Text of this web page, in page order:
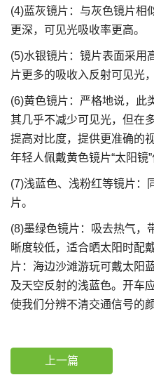
(4)蓝灰镜片：与灰色镜片相
更深，可见光吸收率更高。
(5)水银镜片：镜片表面采用
片更多的吸收入反射可见光
(6)黄色镜片：严格地说，此
其几乎不减少可见光，但在
提高对比度，提供更准确的
年轻人佩戴黄色镜片“太阳镜”
(7)浅蓝色、浅粉红等镜片：
片。
(8)墨绿色镜片：吸去热气，
晰度较低，适合晒太阳时配
片：海边沙滩游玩可戴太阳
及天空反射的浅蓝色。开车
使我们分辨不清交通信号的颜
上一篇